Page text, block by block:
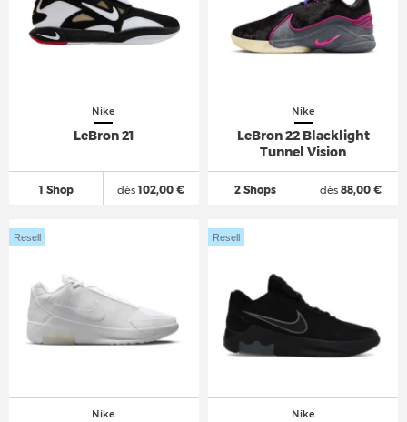
Nike
LeBron 21
1 Shop dès102,00 €
Nike
LeBron 22 Blacklight
Tunnel Vision
2 Shops dès88,00 €
Nike
Resell
Nike
Resell